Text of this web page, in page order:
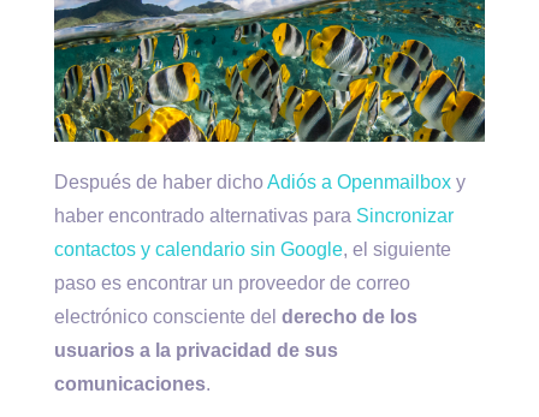
Después de haber dichoAdiós a Openmailbox y
haber encontrado alternativas para Sincronizar
contactos y calendario sin Google, el siguiente
paso es encontrar un proveedor de correo
electrónico consciente del derecho de los
usuarios a la privacidad de sus
comunicaciones.